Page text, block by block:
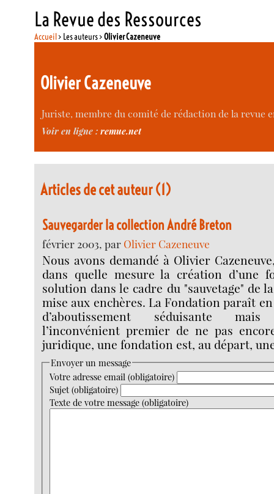
La Revue des Ressources
Accueil> Les auteurs >Olivier Cazeneuve
Olivier Cazeneuve
Juriste, membre du comité de rédaction de la revue
Voir en ligne : remue.net
Articles de cet auteur (1)
Sauvegarder la collection André Breton
février 2003, par Olivier Cazeneuve
Nous avons demandé à Olivier
dans quelle mesure la création d’une
solution dans le cadre du "sauvetage" de
mise aux enchères. La Fondation paraît
d’aboutissement séduisante
l’inconvénient premier de ne pas
juridique, une fondation est, au départ,
Envoyer un message
Votre adresse email (obligatoire)
Sujet (obligatoire)
Texte de votre message (obligatoire)